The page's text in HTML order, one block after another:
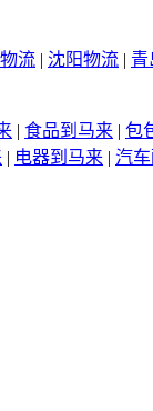
流 | 沈阳物流 | 青
| 食品到马来 | 包
| 电器到马来 | 汽